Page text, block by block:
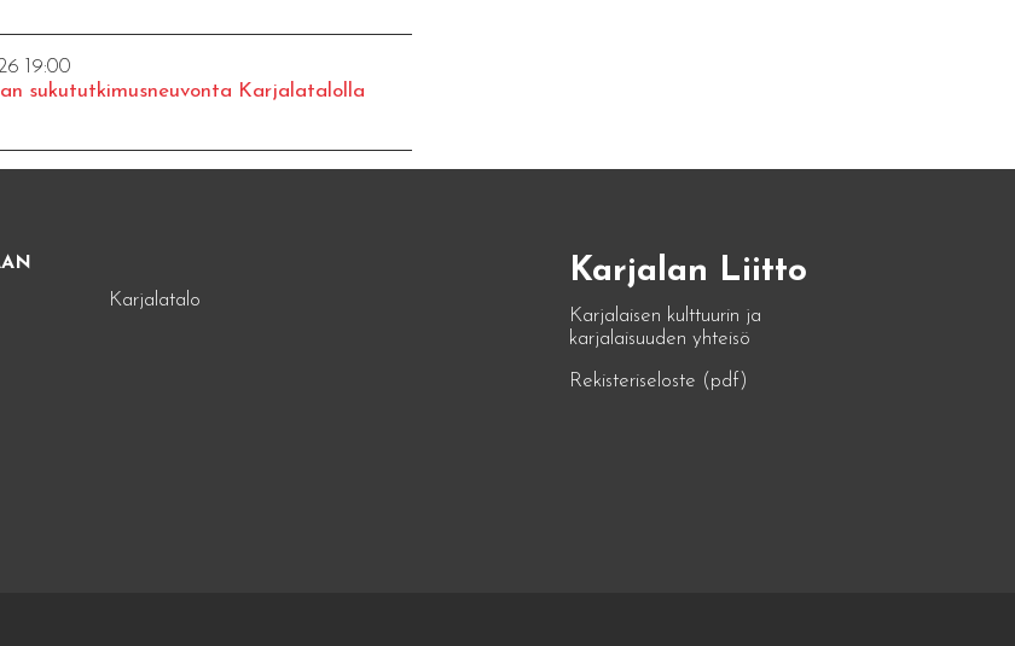
19:00
sukututkimusneuvonta Karjalatalolla
Karjalatalo
Karjalan Liitto
Karjalaisen kulttuurin ja
karjalaisuuden yhteisö
Rekisteriseloste (pdf)